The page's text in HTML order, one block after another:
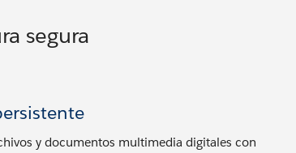
segura
y documentos multimedia digitales con